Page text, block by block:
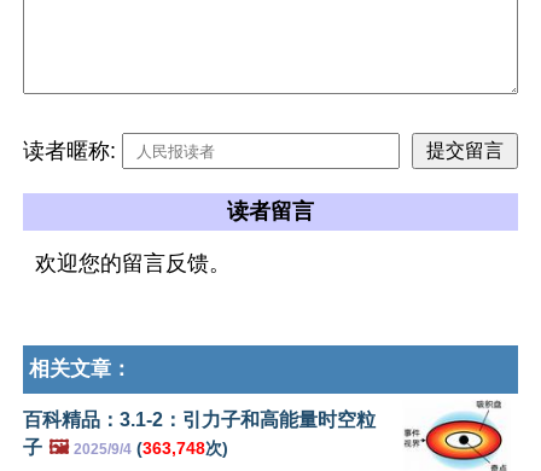
读者暱称:
读者留言
欢迎您的留言反馈。
相关文章：
百科精品：3.1-2：引力子和高能量时空粒
子 🖼️ 2025/9/4 (363,748次)